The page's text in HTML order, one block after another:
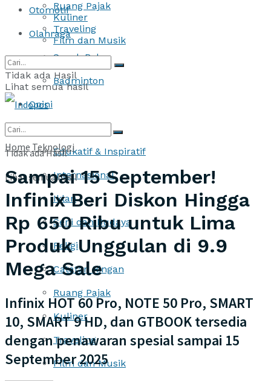
Otomotif
Olahraga
Sepak Bola
Badminton
Opini
Edukatif & Inspiratif
Internasional
Iklan
Seni dan Budaya
Religi
Catatan Ringan
Ruang Pajak
Kuliner
Traveling
Film dan Musik
Ruang Pajak
Kuliner
Traveling
Film dan Musik
Tidak ada Hasil
Lihat semua hasil
Tidak ada Hasil
Lihat semua hasil
Home Teknologi
Sampai 15 September!
Infinix Beri Diskon Hingga
Rp 650 Ribu untuk Lima
Produk Unggulan di 9.9
Mega Sale
Infinix HOT 60 Pro, NOTE 50 Pro, SMART
10, SMART 9 HD, dan GTBOOK tersedia
dengan penawaran spesial sampai 15
September 2025